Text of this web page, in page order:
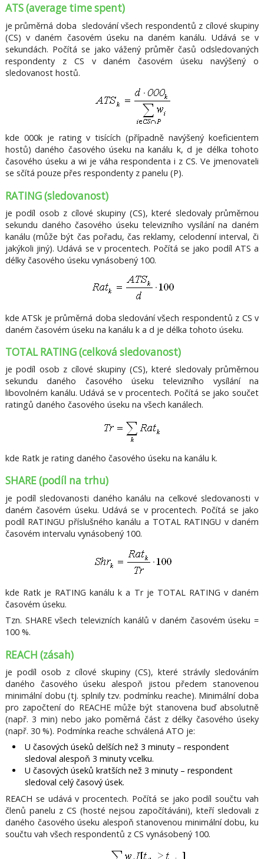
ATS (average time spent)
je průměrná doba sledování všech respondentů z cílové skupiny
(CS) v daném časovém úseku na daném kanálu. Udává se v
sekundách. Počítá se jako vážený průměr časů odsledovaných
respondenty z CS v daném časovém úseku navýšený o
sledovanost hostů.
kde 000k je rating v tisících (případně navýšený koeficientem
hostů) daného časového úseku na kanálu k, d je délka tohoto
časového úseku a wi je váha respondenta i z CS. Ve jmenovateli
se sčítá pouze přes respondenty z panelu (P).
RATING (sledovanost)
je podíl osob z cílové skupiny (CS), které sledovaly průměrnou
sekundu daného časového úseku televizního vysílání na daném
kanálu (může být čas pořadu, čas reklamy, celodenní interval, či
jakýkoli jiný). Udává se v procentech. Počítá se jako podíl ATS a
délky časového úseku vynásobený 100.
kde ATSk je průměrná doba sledování všech respondentů z CS v
daném časovém úseku na kanálu k a d je délka tohoto úseku.
TOTAL RATING (celková sledovanost)
je podíl osob z cílové skupiny (CS), které sledovaly průměrnou
sekundu daného časového úseku televizního vysílání na
libovolném kanálu. Udává se v procentech. Počítá se jako součet
ratingů daného časového úseku na všech kanálech.
kde Ratk je rating daného časového úseku na kanálu k.
SHARE (podíl na trhu)
je podíl sledovanosti daného kanálu na celkové sledovanosti v
daném časovém úseku. Udává se v procentech. Počítá se jako
podíl RATINGU příslušného kanálu a TOTAL RATINGU v daném
časovém intervalu vynásobený 100.
kde Ratk je RATING kanálu k a Tr je TOTAL RATING v daném
časovém úseku.
Tzn. SHARE všech televizních kanálů v daném časovém úseku =
100 %.
REACH (zásah)
je podíl osob z cílové skupiny (CS), které strávily sledováním
daného časového úseku alespoň jistou předem stanovenou
minimální dobu (tj. splnily tzv. podmínku reache). Minimální doba
pro započtení do REACHE může být stanovena buď absolutně
(např. 3 min) nebo jako poměrná část z délky časového úseky
(např. 30 %). Podmínka reache schválená ATO je:
U časových úseků delších než 3 minuty – respondent
sledoval alespoň 3 minuty vcelku.
U časových úseků kratších než 3 minuty – respondent
sledoval celý časový úsek.
REACH se udává v procentech. Počítá se jako podíl součtu vah
členů panelu z CS (hosté nejsou započítáváni), kteří sledovali z
daného časového úseku alespoň stanovenou minimální dobu, ku
součtu vah všech respondentů z CS vynásobený 100.